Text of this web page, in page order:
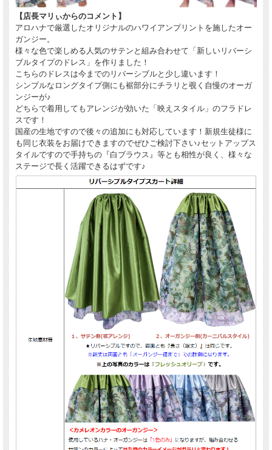
【店長マリぃからのコメント】
アロハナで厳選したオリジナルのハワイアンプリントを施したオー
ガンジー。
様々な色で楽しめる人気のサテンと組み合わせて「新しいリバーシ
ブルタイプのドレス」を作りました！
こちらのドレスは今までのリバーシブルと少し違います！
シンプルなロングタイプ側にも裾部分にチラリと覗く自慢のオーガ
ンジーが♪
どちらで着用してもアレンジが効いた「映えスタイル」のフラドレ
スです！
国産の生地ですので後々の追加にも対応しています！新規生徒様に
も同じ衣装をお届けできますのでぜひご検討下さい♪セットアップス
タイルですので手持ちの『白ブラウス』等とも相性が良く、様々な
ステージで長く活躍できるはずです♪